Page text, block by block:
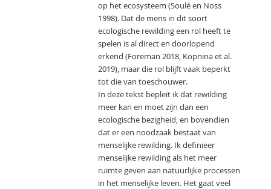
op het ecosysteem (Soulé en Noss
1998). Dat de mens in dit soort
ecologische rewilding een rol heeft te
spelen is al direct en doorlopend
erkend (Foreman 2018, Kopnina et al.
2019), maar die rol blijft vaak beperkt
tot die van toeschouwer.
In deze tekst bepleit ik dat rewilding
meer kan en moet zijn dan een
ecologische bezigheid, en bovendien
dat er een noodzaak bestaat van
menselijke rewilding. Ik definieer
menselijke rewilding als het meer
ruimte geven aan natuurlijke processen
in het menselijke leven. Het gaat veel